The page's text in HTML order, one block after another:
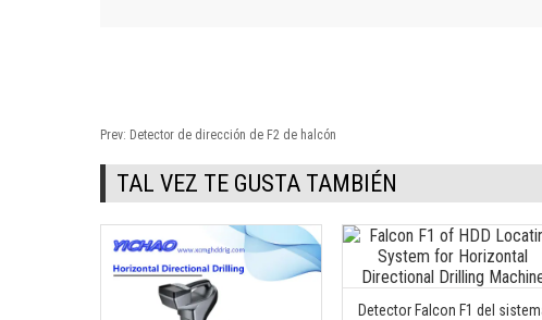
Prev: Detector de dirección de F2 de halcón
TAL VEZ TE GUSTA TAMBIÉN
Detector Falcon F1 del